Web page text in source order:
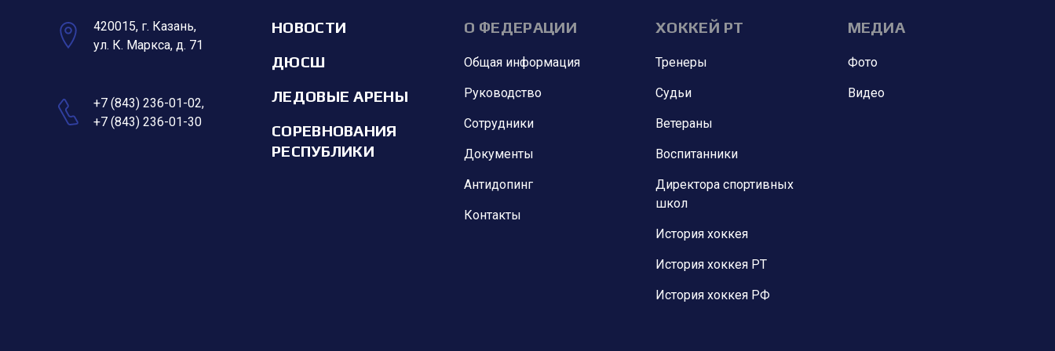
420015, г. Казань,
ул. К. Маркса, д. 71
+7 (843) 236-01-02,
+7 (843) 236-01-30
НОВОСТИ
ДЮСШ
ЛЕДОВЫЕ АРЕНЫ
СОРЕВНОВАНИЯ
РЕСПУБЛИКИ
О ФЕДЕРАЦИИ
Общая информация
Руководство
Сотрудники
Документы
Антидопинг
Контакты
ХОККЕЙ РТ
Тренеры
Судьи
Ветераны
Воспитанники
Директора спортивных
школ
История хоккея
История хоккея РТ
История хоккея РФ
МЕДИА
Фото
Видео